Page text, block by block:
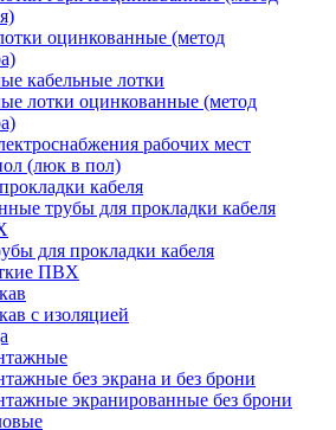
оцинкованные (метод
кабельные лотки
лотки оцинкованные (метод
рабочих мест
(люк в пол)
кабеля
трубы для прокладки кабеля
для прокладки кабеля
ПВХ
с изоляцией
без экрана и без брони
экранированные без брони